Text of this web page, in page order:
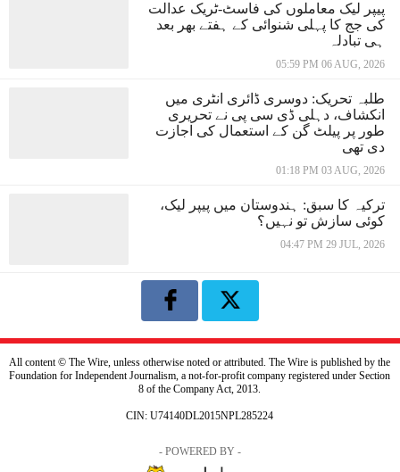
پیپر لیک معاملوں کی فاسٹ-ٹریک عدالت
کی جج کا پہلی شنوائی کے ہفتے بھر بعد
ہی تبادلہ
05:59 PM 06 AUG, 2026
طلبہ تحریک: دوسری ڈائری انٹری میں
انکشاف، دہلی ڈی سی پی نے تحریری
طور پر پیلٹ گن کے استعمال کی اجازت
دی تھی
01:18 PM 03 AUG, 2026
ترکیہ کا سبق: ہندوستان میں پیپر لیک،
کوئی سازش تو نہیں؟
04:47 PM 29 JUL, 2026
All content © The Wire, unless otherwise noted or attributed. The Wire is published by the
Foundation for Independent Journalism, a not-for-profit company registered under Section
8 of the Company Act, 2013.
CIN: U74140DL2015NPL285224
- POWERED BY -